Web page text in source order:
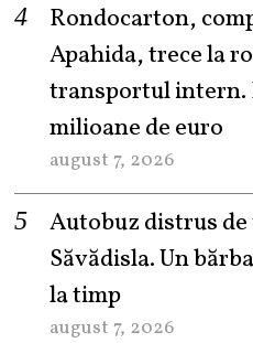
Rondocarton,
Apahida, trece la
transportul intern.
milioane de euro
august 7, 2026
Autobuz distrus
Săvădisla. Un
la timp
august 7, 2026